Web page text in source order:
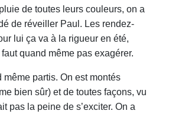
de toutes leurs couleurs, on a
de réveiller Paul. Les rendez-
lui ça va à la rigueur en été,
quand même pas exagérer.
même partis. On est montés
bien sûr) et de toutes façons, vu
pas la peine de s’exciter. On a